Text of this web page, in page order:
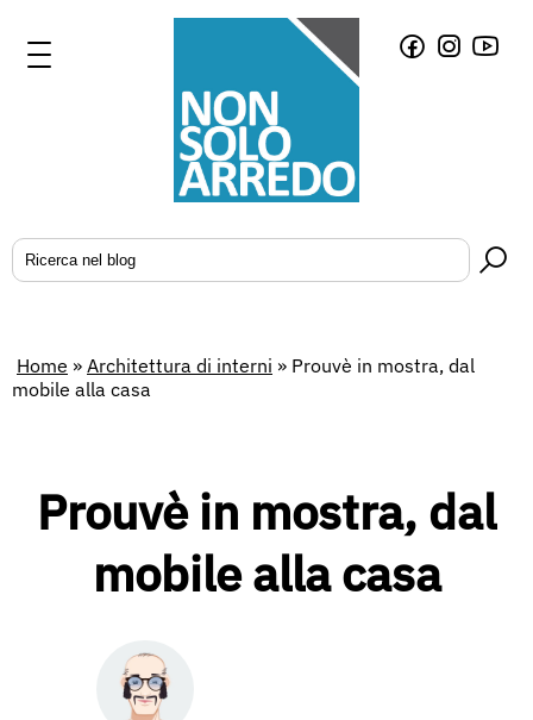
Home » Architettura di interni » Prouvè in mostra, dal
mobile alla casa
Prouvè in mostra, dal
mobile alla casa